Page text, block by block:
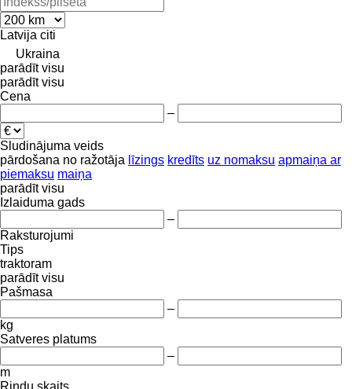
Latvija citi
Ukraina
parādīt visu
parādīt visu
Cena
–
Sludinājuma veids
pārdošana no ražotāja līzings kredīts uz nomaksu apmaiņa ar
piemaksu maiņa
parādīt visu
Izlaiduma gads
–
Raksturojumi
Tips
traktoram
parādīt visu
Pašmasa
–
kg
Satveres platums
–
m
Rindu skaits